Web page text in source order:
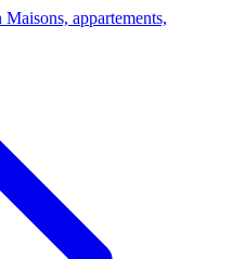
Maisons, appartements,